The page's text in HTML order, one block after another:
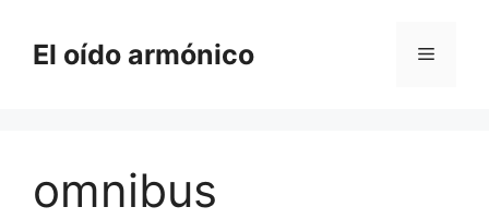
contenido
El oído armónico Menú
omnibus